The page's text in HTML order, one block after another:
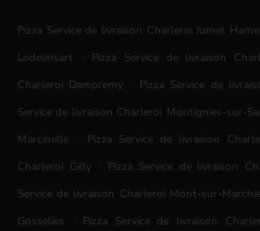
Pizza Service de livraison Charleroi Jumet
Lodelinsart
. Pizza Service de livraison
Charleroi Dampremy
. Pizza Service de
Service de livraison Charleroi Montignies-sur-
Marcinelle
. Pizza Service de livraison
Charleroi Gilly
. Pizza Service de livraison
Service de livraison Charleroi Mont-sur-
Gosselies
. Pizza Service de livraison